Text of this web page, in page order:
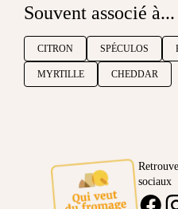
Souvent associé à...
CITRON SPÉCULOS
MYRTILLE CHEDDAR
sociaux